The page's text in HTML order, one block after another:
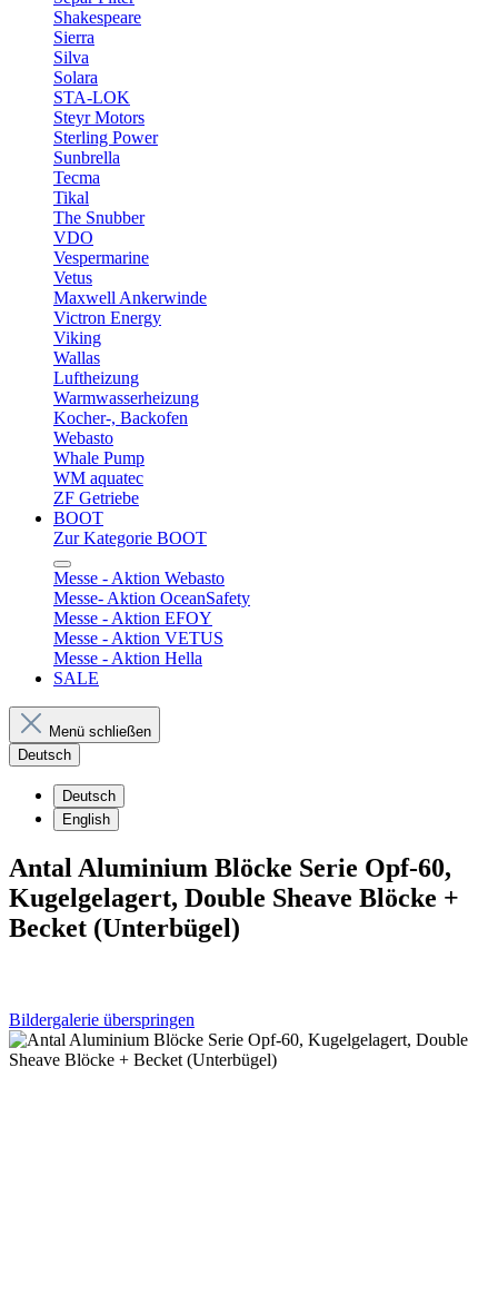
Shakespeare
Sierra
Silva
Solara
STA-LOK
Steyr Motors
Sterling Power
Sunbrella
Tecma
Tikal
The Snubber
VDO
Vespermarine
Vetus
Maxwell Ankerwinde
Victron Energy
Viking
Wallas
Luftheizung
Warmwasserheizung
Kocher-, Backofen
Webasto
Whale Pump
WM aquatec
ZF Getriebe
BOOT
Zur Kategorie BOOT
Messe - Aktion Webasto
Messe- Aktion OceanSafety
Messe - Aktion EFOY
Messe - Aktion VETUS
Messe - Aktion Hella
SALE
Menü schließen
Deutsch
Deutsch
English
Antal Aluminium Blöcke Serie Opf-60,
Kugelgelagert, Double Sheave Blöcke +
Becket (Unterbügel)
Bildergalerie überspringen